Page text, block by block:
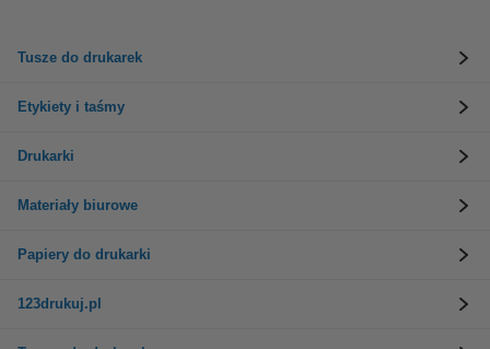
Tusze do drukarek
Etykiety i taśmy
Drukarki
Materiały biurowe
Papiery do drukarki
123drukuj.pl